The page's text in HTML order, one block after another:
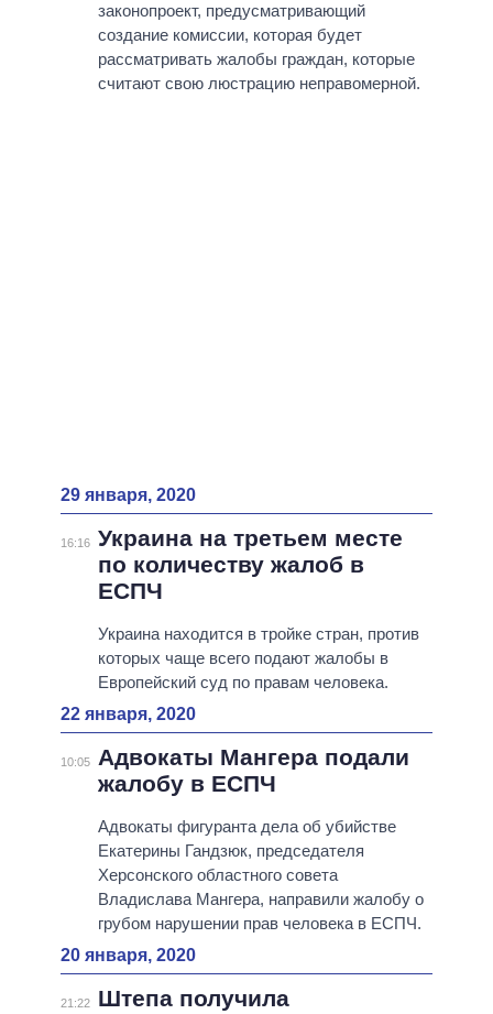
законопроект, предусматривающий
создание комиссии, которая будет
рассматривать жалобы граждан, которые
считают свою люстрацию неправомерной.
29 января, 2020
16:16 Украина на третьем месте
по количеству жалоб в
ЕСПЧ
Украина находится в тройке стран, против
которых чаще всего подают жалобы в
Европейский суд по правам человека.
22 января, 2020
10:05
Адвокаты Мангера подали
жалобу в ЕСПЧ
Адвокаты фигуранта дела об убийстве
Екатерины Гандзюк, председателя
Херсонского областного совета
Владислава Мангера, направили жалобу о
грубом нарушении прав человека в ЕСПЧ.
20 января, 2020
21:22
Штепа получила